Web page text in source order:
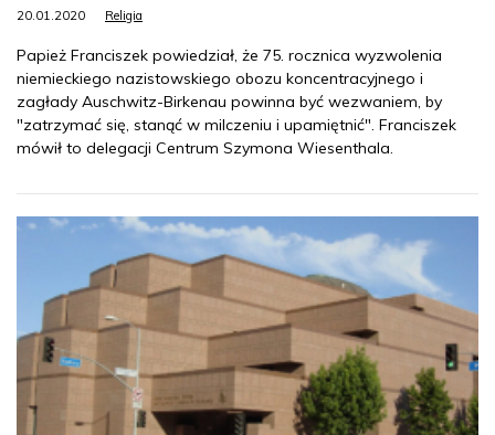
20.01.2020 Religia
Papież Franciszek powiedział, że 75. rocznica wyzwolenia
niemieckiego nazistowskiego obozu koncentracyjnego i
zagłady Auschwitz-Birkenau powinna być wezwaniem, by
"zatrzymać się, stanąć w milczeniu i upamiętnić". Franciszek
mówił to delegacji Centrum Szymona Wiesenthala.